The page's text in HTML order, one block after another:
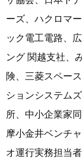
ーズ、ハクロマ
ック電工電路、
ング 関越支社、
険、三菱スペー
ションシステム
所、中小企業家
摩小金井ベンチ
オ運行実務担当